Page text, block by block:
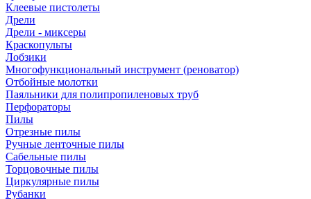
Клеевые пистолеты
Дрели
Дрели - миксеры
Краскопульты
Лобзики
Многофункциональный инструмент (реноватор)
Отбойные молотки
Паяльники для полипропиленовых труб
Перфораторы
Пилы
Отрезные пилы
Ручные ленточные пилы
Сабельные пилы
Торцовочные пилы
Циркулярные пилы
Рубанки